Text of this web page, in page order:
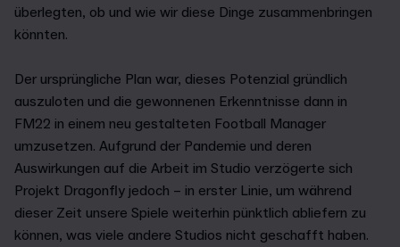
überlegten, ob und wie wir diese Dinge zusammenbringen
könnten.
Der ursprüngliche Plan war, dieses Potenzial gründlich
auszuloten und die gewonnenen Erkenntnisse dann in
FM22 in einem neu gestalteten Football Manager
umzusetzen. Aufgrund der Pandemie und deren
Auswirkungen auf die Arbeit im Studio verzögerte sich
Projekt Dragonfly jedoch – in erster Linie, um während
dieser Zeit unsere Spiele weiterhin pünktlich abliefern zu
können, was viele andere Studios nicht geschafft haben.